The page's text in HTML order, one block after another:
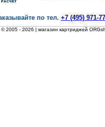
по тел. +7 (495) 971-
© 2005 - 2026 | магазин картриджей